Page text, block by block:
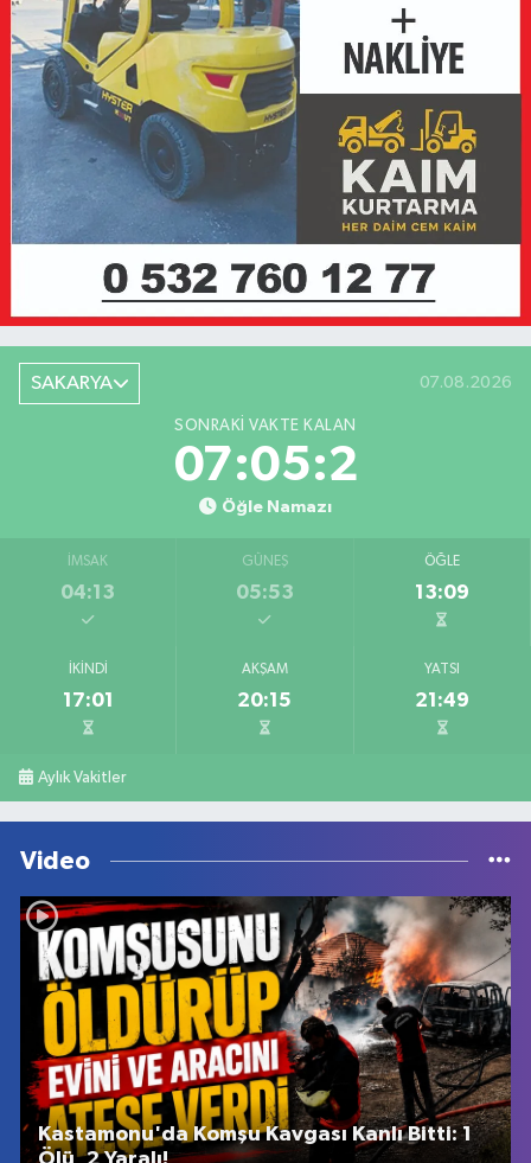
SAKARYA 07.08.2026
SONRAKI VAKTE KALAN
07:05:2
Öğle Namazı
İMSAK
04:13
GÜNEŞ
05:53
ÖĞLE
13:09
İKINDI
17:01
AKŞAM
20:15
YATSI
21:49
Aylık Vakitler
Video
Kastamonu'da Komşu Kavgası Kanlı Bitti: 1